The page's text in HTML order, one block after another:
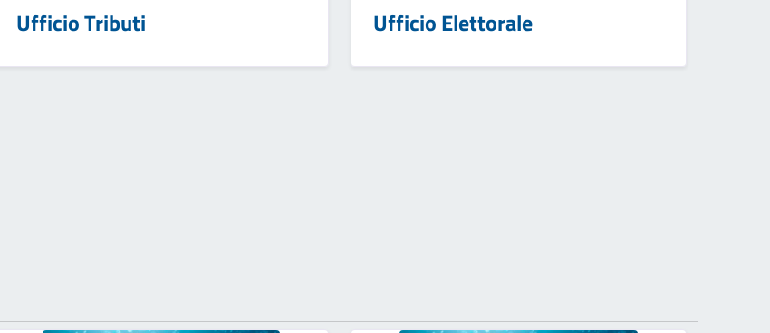
Ufficio Tributi Ufficio Elettorale